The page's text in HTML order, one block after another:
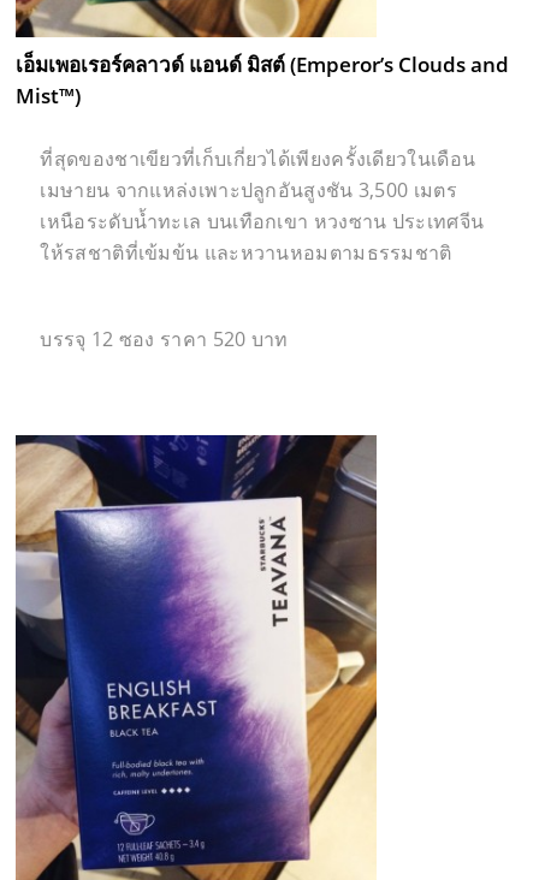
เอ็มเพอเรอร์คลาวด์ แอนด์ มิสต์(Emperor’s Clouds and
Mist™)
ที่สุดของชาเขียวที่เก็บเกี่ยวได้เพียงครั้งเดียวในเดือน
เมษายน จากแหล่งเพาะปลูกอันสูงชัน 3,500 เมตร
เหนือระดับน้ำทะเล บนเทือกเขา หวงซาน ประเทศจีน
ให้รสชาติที่เข้มข้น และหวานหอมตามธรรมชาติ
บรรจุ 12 ซอง ราคา 520 บาท